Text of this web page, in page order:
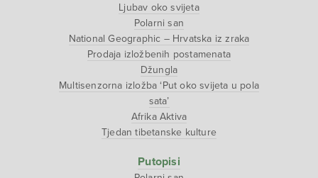
Ljubav oko svijeta
Polarni san
National Geographic – Hrvatska iz zraka
Prodaja izložbenih postamenata
Džungla
Multisenzorna izložba ‘Put oko svijeta u pola
sata’
Afrika Aktiva
Tjedan tibetanske kulture
Putopisi